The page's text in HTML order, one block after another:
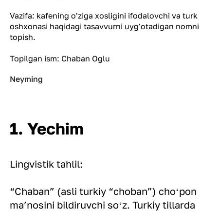
Vazifa: kafening o'ziga xosligini ifodalovchi va turk
oshxonasi haqidagi tasavvurni uyg'otadigan nomni
topish.
Topilgan ism: Chaban Oglu
Neyming
1. Yechim
Lingvistik tahlil:
“Chaban” (asli turkiy “choban”) choʻpon
maʼnosini bildiruvchi soʻz. Turkiy tillarda